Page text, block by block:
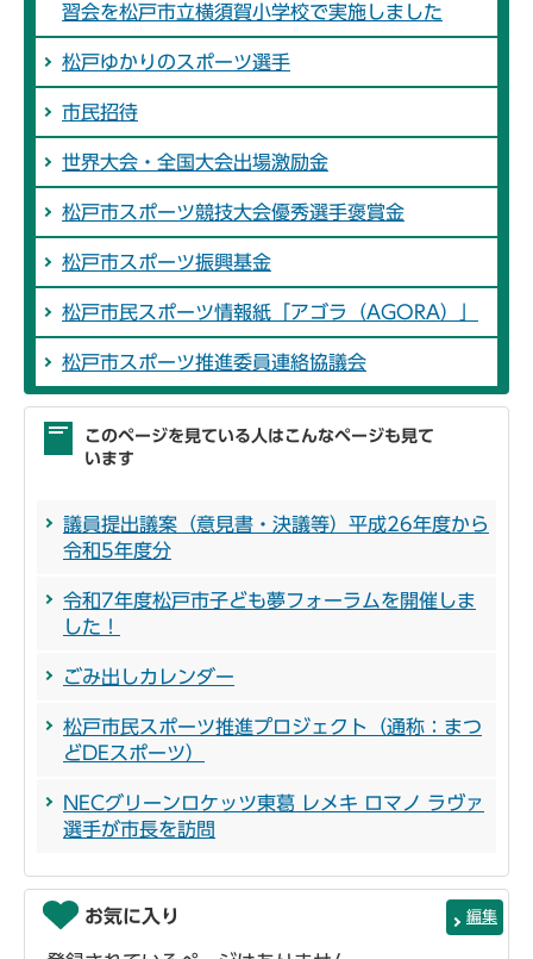
習会を松戸市立横須賀小学校で実施しました
松戸ゆかりのスポーツ選手
市民招待
世界大会・全国大会出場激励金
松戸市スポーツ競技大会優秀選手褒賞金
松戸市スポーツ振興基金
松戸市民スポーツ情報紙「アゴラ（AGORA）」
松戸市スポーツ推進委員連絡協議会
このページを見ている人はこんなページも見て
います
議員提出議案（意見書・決議等）平成26年度から
令和5年度分
令和7年度松戸市子ども夢フォーラムを開催しま
した！
ごみ出しカレンダー
松戸市民スポーツ推進プロジェクト（通称：まつ
どDEスポーツ）
NECグリーンロケッツ東葛 レメキ ロマノ ラヴァ
選手が市長を訪問
お気に入り 編集